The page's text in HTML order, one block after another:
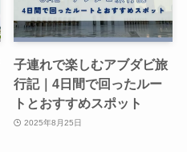
子連れで楽しむアブダビ旅
行記｜4日間で回ったルー
トとおすすめスポット
2025年8月25日